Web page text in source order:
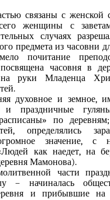
связаны с женской
женщины с
случаях
предмета из часовни
почитание
часовня в
руки Младенца
духовное и земное,
и праздничные
по
определялись
значение, с
как наедет, на
Мамонова).
части
– начиналась
и прибывшие на